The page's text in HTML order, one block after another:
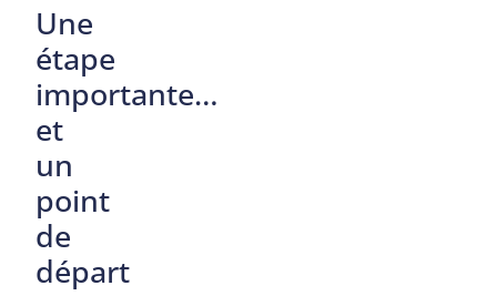
Une
étape
importante…
et
un
point
de
départ